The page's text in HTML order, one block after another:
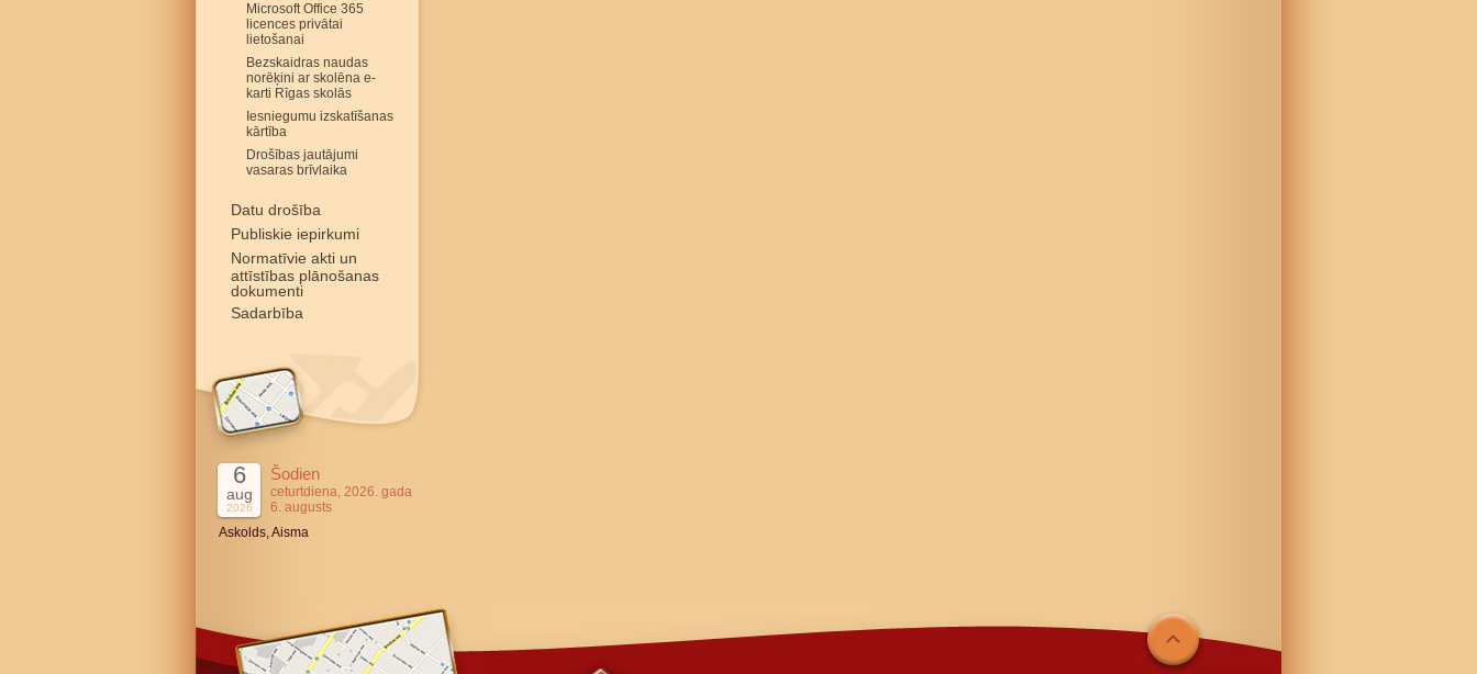
Microsoft Office 365
licences privātai
lietošanai
Bezskaidras naudas
norēķini ar skolēna e-
karti Rīgas skolās
Iesniegumu izskatīšanas
kārtība
Drošības jautājumi
vasaras brīvlaika
Datu drošība
Publiskie iepirkumi
Normatīvie akti un
attīstības plānošanas
dokumenti
Sadarbība
6
aug
2026
Šodien
ceturtdiena, 2026. gada
6. augusts
Askolds, Aisma